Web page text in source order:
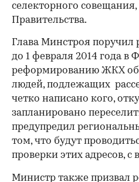
селекторного
Правительства.
Глава Минстроя поручил
до 1 февраля 2014 года в
реформированию ЖКХ
людей, подлежащих
четко написано кого,
запланировано
предупредил
том, что будут
проверки этих адресов, с
Министр также призвал